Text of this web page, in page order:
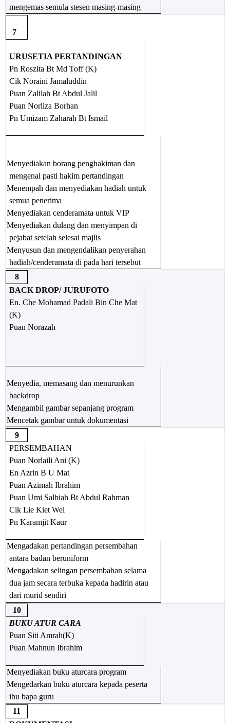
mengemas semula stesen masing-masing
7
URUSETIA PERTANDINGAN
Pn Roszita Bt Md Toff (K)
Cik Noraini Jamaluddin
Puan Zalilah Bt Abdul Jalil
Puan Norliza Borhan
Pn Umizam Zaharah Bt Ismail
Menyediakan borang penghakiman dan
mengenal pasti hakim pertandingan
Menempah dan menyediakan hadiah untuk
semua penerima
Menyediakan cenderamata untuk VIP
Menyediakan dulang dan menyimpan di
pejabat setelah selesai majlis
Menyusun dan mengendalikan penyerahan
hadiah/cenderamata di pada hari tersebut
8
BACK DROP/ JURUFOTO
En. Che Mohamad Padali Bin Che Mat
(K)
Puan Norazah
Menyedia, memasang dan menurunkan
backdrop
Mengambil gambar sepanjang program
Mencetak gambar untuk dokumentasi
9
PERSEMBAHAN
Puan Norlaili Ani (K)
En Azrin B U Mat
Puan Azimah Ibrahim
Puan Umi Salbiah Bt Abdul Rahman
Cik Lie Kiet Wei
Pn Karamjit Kaur
Mengadakan pertandingan persembahan
antara badan beruniform
Mengadakan selingan persembahan selama
dua jam secara terbuka kepada hadirin atau
dari murid sendiri
10
BUKU ATUR CARA
Puan Siti Amrah(K)
Puan Mahnun Ibrahim
Menyediakan buku aturcara program
Mengedarkan buku aturcara kepada peserta
ibu bapa guru
11